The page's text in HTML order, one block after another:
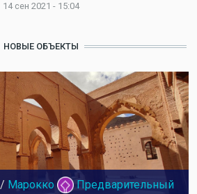
14 сен 2021 - 15:04
НОВЫЕ ОБЪЕКТЫ
/ Марокко
Предварительный